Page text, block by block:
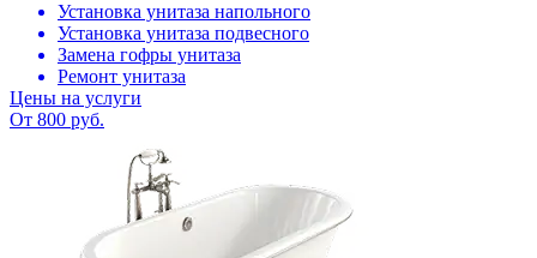
Установка унитаза напольного
Установка унитаза подвесного
Замена гофры унитаза
Ремонт унитаза
Цены на услуги
От 800 руб.